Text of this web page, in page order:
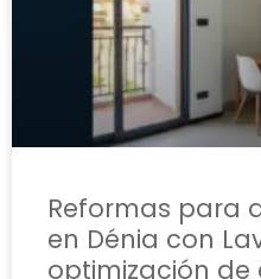
Reformas para
en Dénia con
optimización de